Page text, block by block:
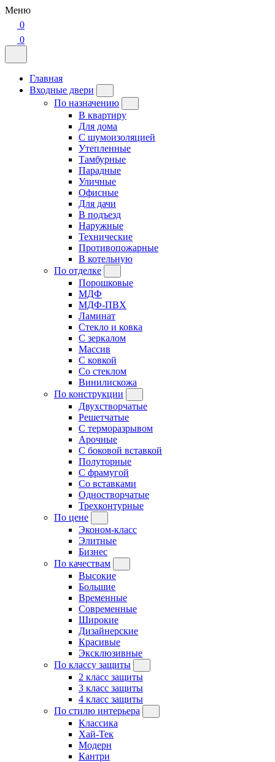
Меню
0
0
Главная
Входные двери
По назначению
В квартиру
Для дома
С шумоизоляцией
Утепленные
Тамбурные
Парадные
Уличные
Офисные
Для дачи
В подъезд
Наружные
Технические
Противопожарные
В котельную
По отделке
Порошковые
МДФ
МДФ-ПВХ
Ламинат
Стекло и ковка
С зеркалом
Массив
С ковкой
Со стеклом
Винилискожа
По конструкции
Двухстворчатые
Решетчатые
С терморазрывом
Арочные
С боковой вставкой
Полуторные
С фрамугой
Cо вставками
Одностворчатые
Трехконтурные
По цене
Эконом-класс
Элитные
Бизнес
По качествам
Высокие
Большие
Временные
Современные
Широкие
Дизайнерские
Красивые
Эксклюзивные
По классу защиты
2 класс защиты
3 класс защиты
4 класс защиты
По стилю интерьера
Классика
Хай-Тек
Модерн
Кантри